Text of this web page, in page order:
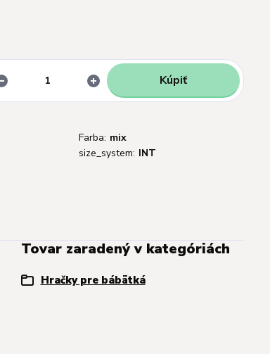
Kúpiť
Farba: mix
size_system: INT
Tovar zaradený v kategóriách
Hračky pre bábätká